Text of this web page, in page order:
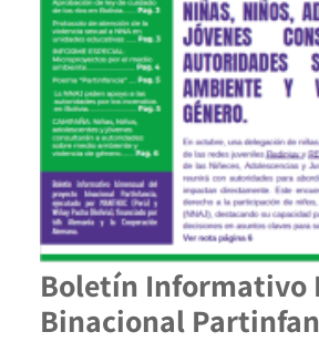
Boletín Informativo
Binacional